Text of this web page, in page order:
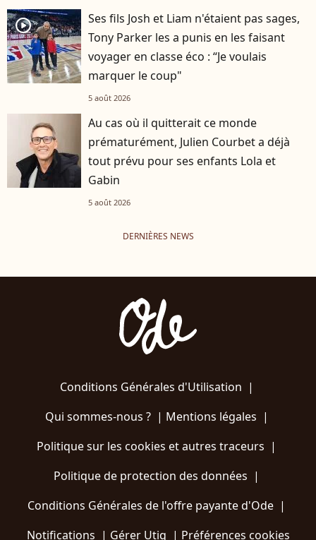
player2
Ses fils Josh et Liam n'étaient pas sages,
Tony Parker les a punis en les faisant
voyager en classe éco : “Je voulais
marquer le coup"
5 août 2026
Au cas où il quitterait ce monde
prématurément, Julien Courbet a déjà
tout prévu pour ses enfants Lola et
Gabin
5 août 2026
DERNIÈRES NEWS
Conditions Générales d'Utilisation |
Qui sommes-nous ?| Mentions légales |
Politique sur les cookies et autres traceurs |
Politique de protection des données |
Conditions Générales de l'offre payante d'Ode |
Notifications | Gérer Utiq | Préférences cookies